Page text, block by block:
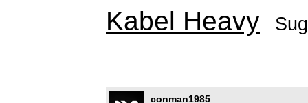
Kabel Heavy
conman1985